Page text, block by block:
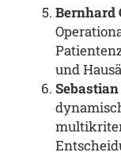
Bernhard
und